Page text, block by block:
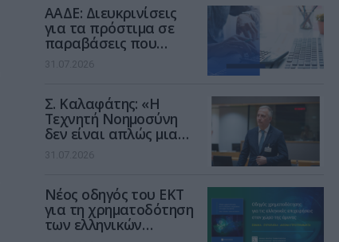
ΑΑΔΕ: Διευκρινίσεις
για τα πρόστιμα σε
παραβάσεις που
αφορούν τους ΦΗΜ
31.07.2026
Σ. Καλαφάτης: «Η
Τεχνητή Νοημοσύνη
δεν είναι απλώς μια
νέα τεχνολογία, είναι
μια νέα βιομηχανική
31.07.2026
Νέος οδηγός του ΕΚΤ
για τη χρηματοδότηση
των ελληνικών